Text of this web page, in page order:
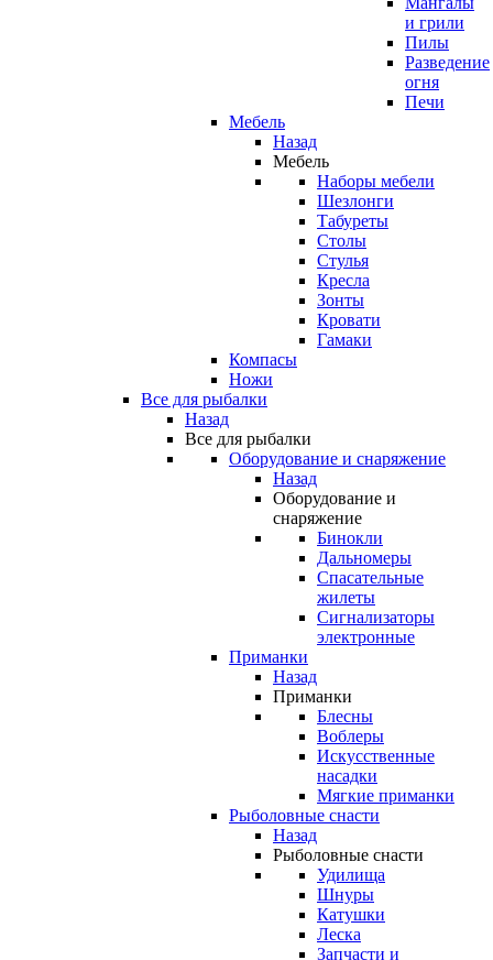
и грили
Пилы
Разведение
огня
Печи
Мебель
Назад
Мебель
Наборы мебели
Шезлонги
Табуреты
Столы
Стулья
Кресла
Зонты
Кровати
Гамаки
Компасы
Ножи
Все для рыбалки
Назад
Все для рыбалки
Оборудование и снаряжение
Назад
Оборудование и
снаряжение
Бинокли
Дальномеры
Спасательные
жилеты
Сигнализаторы
электронные
Приманки
Назад
Приманки
Блесны
Воблеры
Искусственные
насадки
Мягкие приманки
Рыболовные снасти
Назад
Рыболовные снасти
Удилища
Шнуры
Катушки
Леска
Запчасти и